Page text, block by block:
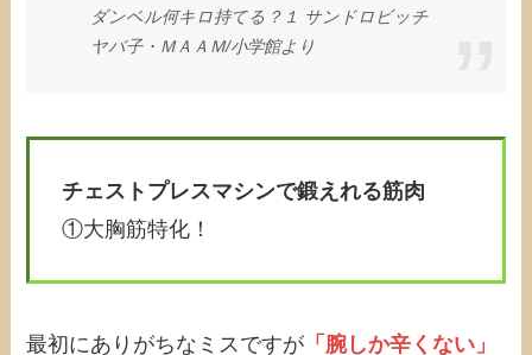
ダンベル何キロ持てる？１ サンドロビッチ
ヤバ子・ＭＡＡＭ/小学館より
チェストプレスマシンで鍛えれる筋肉
①大胸筋特化！
最初にありがちなミスですが 「腕しか辛くない」